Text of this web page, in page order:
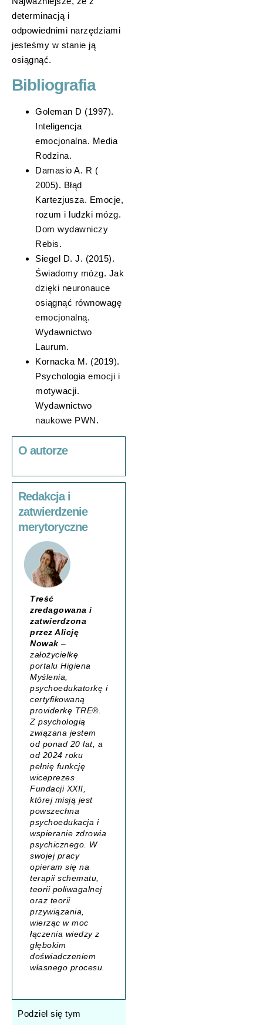
determinacją i
odpowiednimi narzędziami
jesteśmy w stanie ją
osiągnąć.
Bibliografia
Goleman D (1997).
Inteligencja
emocjonalna. Media
Rodzina.
Damasio A. R (
2005). Błąd
Kartezjusza. Emocje,
rozum i ludzki mózg.
Dom wydawniczy
Rebis.
Siegel D. J. (2015).
Świadomy mózg. Jak
dzięki neuronauce
osiągnąć równowagę
emocjonalną.
Wydawnictwo
Laurum.
Kornacka M. (2019).
Psychologia emocji i
motywacji.
Wydawnictwo
naukowe PWN.
O autorze
Redakcja i
zatwierdzenie
merytoryczne
Treść
zredagowana i
zatwierdzona
przez Alicję
Nowak –
założycielkę
portalu Higiena
Myślenia
psychoedukatorkę i
certyfikowaną
providerkę TRE®.
Z psychologią
związana jestem
od ponad 20 lat, a
od 2024 roku
pełnię funkcję
wiceprezes
Fundacji XXII,
której misją jest
powszechna
psychoedukacja i
wspieranie zdrowia
psychicznego. W
swojej pracy
opieram się na
terapii schematu,
teorii poliwagalnej
oraz teorii
przywiązania,
wierząc w moc
łączenia wiedzy z
głębokim
doświadczeniem
własnego procesu.
Podziel się tym